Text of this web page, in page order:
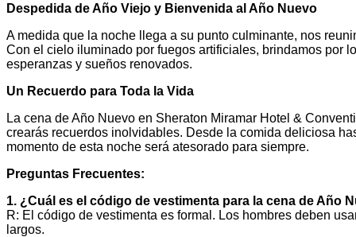
Despedida de Año Viejo y Bienvenida al Año Nuevo
A medida que la noche llega a su punto culminante, nos
Con el cielo iluminado por fuegos artificiales, brindamos por
esperanzas y sueños renovados.
Un Recuerdo para Toda la Vida
La cena de Año Nuevo en Sheraton Miramar Hotel &
crearás recuerdos inolvidables. Desde la comida deliciosa
momento de esta noche será atesorado para siempre.
Preguntas Frecuentes:
1. ¿Cuál es el código de vestimenta para la cena de Año
R: El código de vestimenta es formal. Los hombres deben
largos.